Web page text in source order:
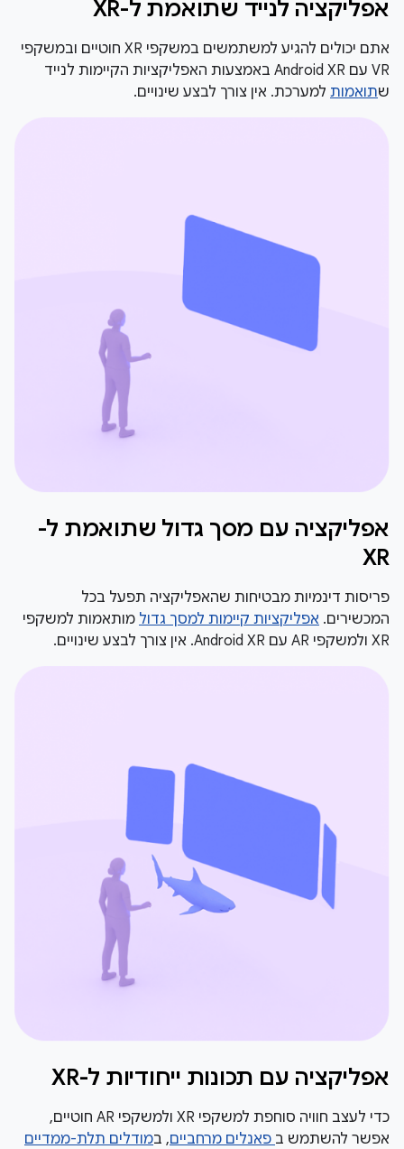
אפליקציה לנייד שתואמת ל-XR
אתם יכולים להגיע למשתמשים במשקפי XR חוטיים ובמשקפי
VR עם Android XR באמצעות האפליקציות הקיימות לנייד
שתואמות למערכת. אין צורך לבצע שינויים.
אפליקציה עם מסך גדול שתואמת ל-
XR
פריסות דינמיות מבטיחות שהאפליקציה תפעל בכל
המכשירים. אפליקציות קיימות למסך גדול מותאמות למשקפי
XR ולמשקפי AR עם Android XR. אין צורך לבצע שינויים.
אפליקציה עם תכונות ייחודיות ל-XR
כדי לעצב חוויה סוחפת למשקפי XR ולמשקפי AR חוטיים,
אפשר להשתמש ב פאנלים מרחביים, במודלים תלת-ממדיים